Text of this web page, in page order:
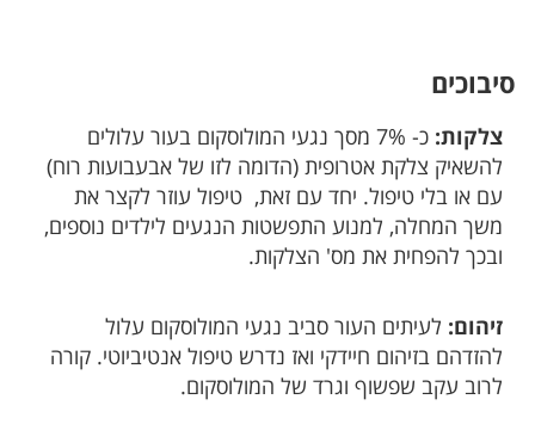
סיבוכים
צלקות:
כ- 7% מסך נגעי המולוסקום בעור עלולים
להשאיק צלקת אטרופית (הדומה לזו של אבעבועות רוח)
עם או בלי טיפול. יחד עם זאת, טיפול עוזר לקצר את
משך המחלה, למנוע התפשטות הנגעים לילדים נוספים,
ובכך להפחית את מס' הצלקות.
זיהום: לעיתים העור סביב נגעי המולוסקום עלול
להזדהם בזיהום חיידקי ואז נדרש טיפול אנטיביוטי. קורה
לרוב עקב שפשוף וגרד של המולוסקום.